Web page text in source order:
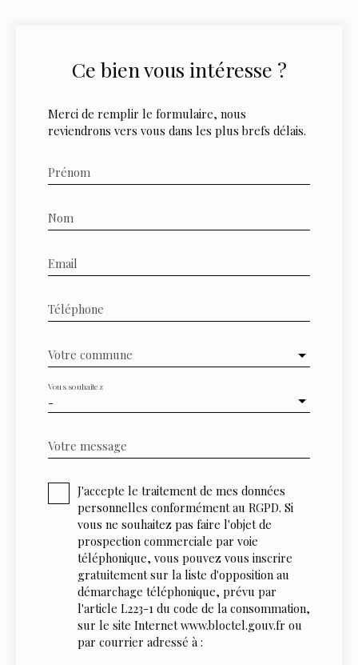
Ce bienvous intéresse ?
Merci de remplir le formulaire, nous
reviendrons vers vous dans les plus brefs délais.
Prénom
Nom
Email
Téléphone
Votre commune
-
Vous souhaitez
Votre message
J'accepte le traitement de mes données
personnelles conformément au RGPD. Si
vous ne souhaitez pas faire l'objet de
prospection commerciale par voie
téléphonique, vous pouvez vous inscrire
gratuitement sur la liste d'opposition au
démarchage téléphonique, prévu par
l'article L223-1 du code de la consommation,
sur le site Internet www.bloctel.gouv.fr ou
par courrier adressé à :